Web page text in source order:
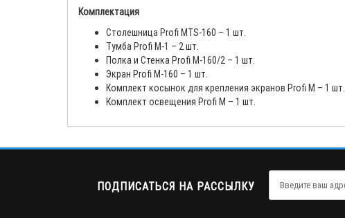
Комплектация
Столешница Profi MTS-160 – 1 шт.
Тумба Profi M-1 – 2 шт.
Полка и Стенка Profi M-160/2 – 1 шт.
Экран Profi M-160 – 1 шт.
Комплект косынок для крепления экранов Profi M – 1 шт.
Комплект освещения Profi M – 1 шт.
ПОДПИСАТЬСЯ НА РАССЫЛКУ